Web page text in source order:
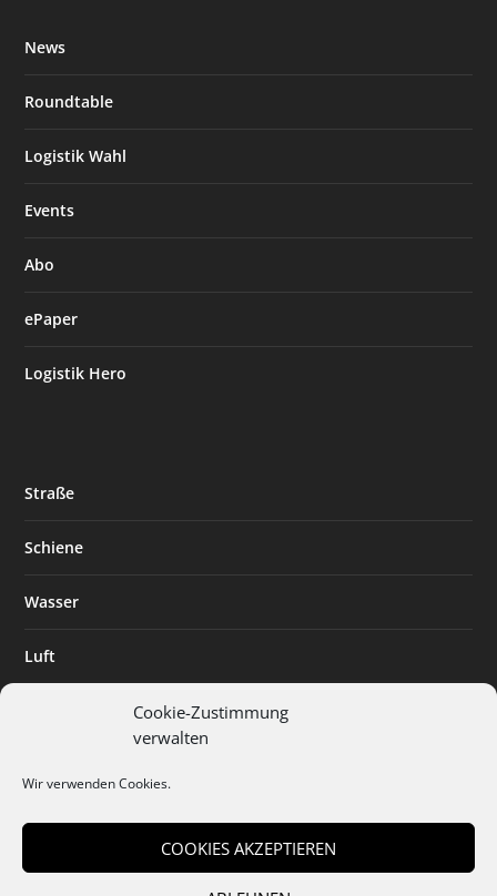
Cookie-Zustimmung
verwalten
Wir verwenden Cookies.
COOKIES AKZEPTIEREN
News
Roundtable
Logistik Wahl
Events
Abo
ePaper
Logistik Hero
Straße
Schiene
Wasser
Luft
Digitalisierung